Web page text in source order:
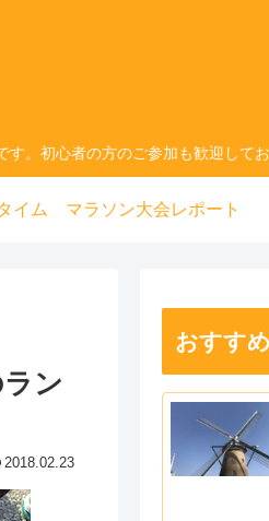
。初心者の方のご参加も歓迎してお
イム マラソン大会レポート
ン
2018.02.23
おすす